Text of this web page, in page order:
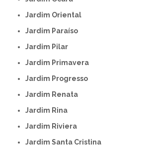
Jardim Oriental
Jardim Paraíso
Jardim Pilar
Jardim Primavera
Jardim Progresso
Jardim Renata
Jardim Rina
Jardim Riviera
Jardim Santa Cristina